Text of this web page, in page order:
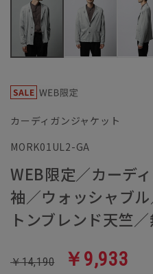
カーディガンジャケット
MORK01UL2-GA
WEB限定／カーデ
袖／ウォッシャブ
トンブレンド天竺
￥14,190 ￥9,933